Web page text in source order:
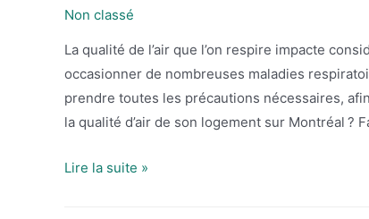
Non classé
La qualité de l’air que l’on respire impacte
occasionner de nombreuses maladies
prendre toutes les précautions nécessaires,
la qualité d’air de son logement sur Montréal ?
Qualité
Lire la suite »